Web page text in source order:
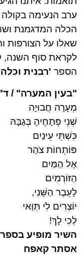
ערב הנעימה
הכלה המדגמנת
שאלו על הצורפות
לקראת סוף השנה,
הספר 'רבנית
"בעין המערה" /
מְעָרָה חֲבוּיָה
שְׁנֵי פְּתָחֶיהָ בְּגַבָּהּ
כִּשְׁתֵּי עֵינַיִם
פּוֹתְחוֹת צֹהַר
אֶל הַמַּיִם
הַזּוֹרְמִים
לָעֵבֶר הַשֵּׁנִי,
יוֹצְרִים לִי תְּוַאי
לְכִי לָךְ!
השיר מופיע
אסתר קאפח